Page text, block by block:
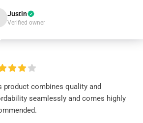
Justin
Verified owner
product combines quality and
seamlessly and comes highly